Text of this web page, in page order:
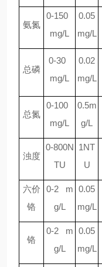
氨氮
0-150
mg/L
0.05
mg/L
总磷
0-30
mg/L
0.02
mg/L
总氮
0-100
mg/L
0.5m
g/L
浊度
0-800N
TU
1NT
U
六价
铬
0-2 m
g/L
0.05
mg/L
铬
0-2 m
g/L
0.05
mg/L